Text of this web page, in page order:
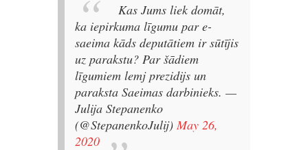
Kas Jums liek domāt,
ka iepirkuma līgumu par e-
saeima kāds deputātiem ir sūtījis
uz parakstu? Par šādiem
līgumiem lemj prezidijs un
paraksta Saeimas darbinieks. —
Julija Stepanenko
(@StepanenkoJulij) May 26,
2020